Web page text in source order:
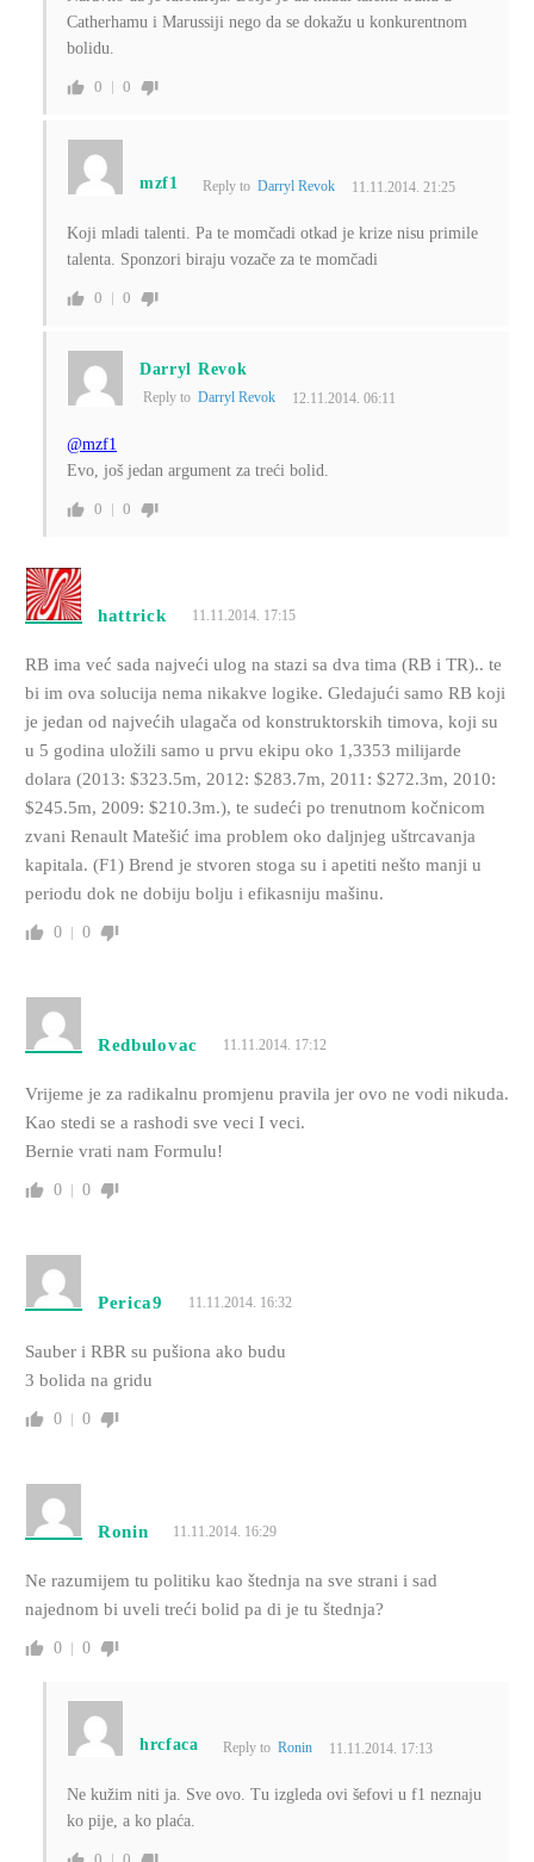
Catherhamu i Marussiji nego da se dokažu u konkurentnom
bolidu.
0 0
mzf1 Reply to Darryl Revok 11.11.2014. 21:25
Koji mladi talenti. Pa te momčadi otkad je krize nisu primile
talenta. Sponzori biraju vozače za te momčadi
0 0
Darryl Revok
Reply to Darryl Revok 12.11.2014. 06:11
@mzf1
Evo, još jedan argument za treći bolid.
0 0
hattrick 11.11.2014. 17:15
RB ima već sada najveći ulog na stazi sa dva tima (RB i TR).. te
bi im ova solucija nema nikakve logike. Gledajući samo RB koji
je jedan od najvećih ulagača od konstruktorskih timova, koji su
u 5 godina uložili samo u prvu ekipu oko 1,3353 milijarde
dolara (2013: $323.5m, 2012: $283.7m, 2011: $272.3m, 2010:
$245.5m, 2009: $210.3m.), te sudeći po trenutnom kočnicom
zvani Renault Matešić ima problem oko daljnjeg uštrcavanja
kapitala. (F1) Brend je stvoren stoga su i apetiti nešto manji u
periodu dok ne dobiju bolju i efikasniju mašinu.
0 0
Redbulovac 11.11.2014. 17:12
Vrijeme je za radikalnu promjenu pravila jer ovo ne vodi nikuda.
Kao stedi se a rashodi sve veci I veci.
Bernie vrati nam Formulu!
0 0
Perica9 11.11.2014. 16:32
Sauber i RBR su pušiona ako budu
3 bolida na gridu
0 0
Ronin 11.11.2014. 16:29
Ne razumijem tu politiku kao štednja na sve strani i sad
najednom bi uveli treći bolid pa di je tu štednja?
0 0
hrcfaca Reply to Ronin 11.11.2014. 17:13
Ne kužim niti ja. Sve ovo. Tu izgleda ovi šefovi u f1 neznaju
ko pije, a ko plaća.